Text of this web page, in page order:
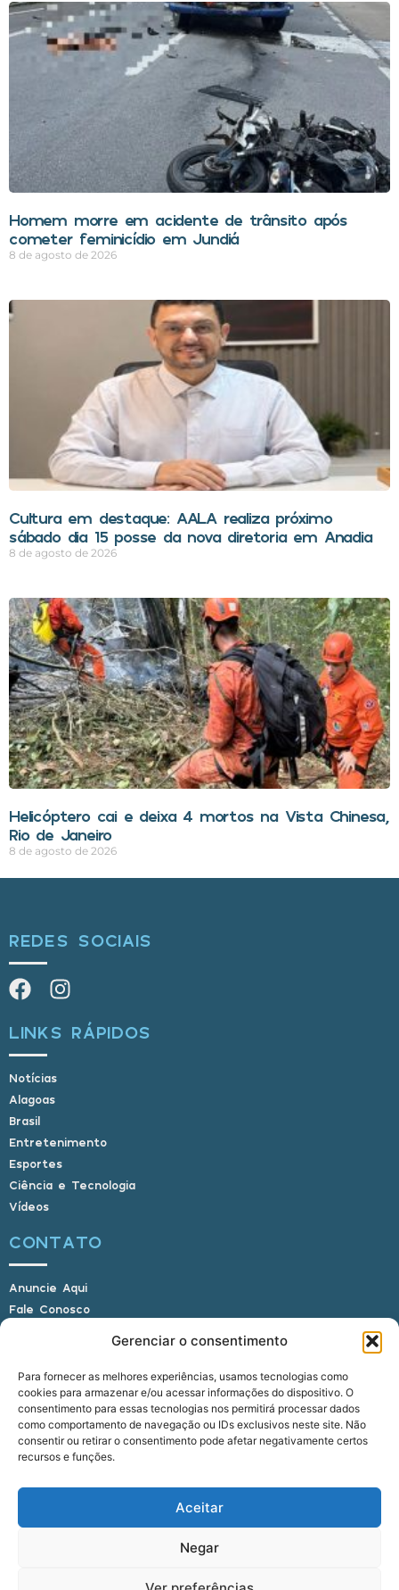
Gerenciar o consentimento
Para fornecer as melhores experiências, usamos tecnologias como
cookies para armazenar e/ou acessar informações do dispositivo. O
consentimento para essas tecnologias nos permitirá processar dados
como comportamento de navegação ou IDs exclusivos neste site. Não
consentir ou retirar o consentimento pode afetar negativamente certos
recursos e funções.
Aceitar
Negar
Homem morre em acidente de trânsito após
cometer feminicídio em Jundiá
8 de agosto de 2026
Cultura em destaque: AALA realiza próximo
sábado dia 15 posse da nova diretoria em Anadia
8 de agosto de 2026
Helicóptero cai e deixa 4 mortos na Vista Chinesa,
Rio de Janeiro
8 de agosto de 2026
REDES SOCIAIS
LINKS RÁPIDOS
Notícias
Alagoas
Brasil
Entretenimento
Esportes
Ciência e Tecnologia
Vídeos
CONTATO
Anuncie Aqui
Fale Conosco
E-mail: alagoasbrasilnoticias@gmail.com
Telefone: (82) 9 9691-0391 (Whatsapp)
Responsável Técnico: Crysthyan Carlos
Rua do Sau - Centro - Anadia - AL - CEP:
© 2022 - 2026 Alagoas Brasil Notícias. Todos os
direitos reservados.